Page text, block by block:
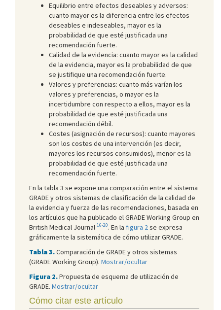
Equilibrio entre efectos deseables y adversos:
cuanto mayor es la diferencia entre los efectos
deseables e indeseables, mayor es la
probabilidad de que esté justificada una
recomendación fuerte.
Calidad de la evidencia: cuanto mayor es la calidad
de la evidencia, mayor es la probabilidad de que
se justifique una recomendación fuerte.
Valores y preferencias: cuanto más varían los
valores y preferencias, o mayor es la
incertidumbre con respecto a ellos, mayor es la
probabilidad de que esté justificada una
recomendación débil.
Costes (asignación de recursos): cuanto mayores
son los costes de una intervención (es decir,
mayores los recursos consumidos), menor es la
probabilidad de que esté justificada una
recomendación fuerte.
En la tabla 3 se expone una comparación entre el sistema
GRADE y otros sistemas de clasificación de la calidad de
la evidencia y fuerza de las recomendaciones, basada en
los artículos que ha publicado el GRADE Working Group en
British Medical Journal 16-20. En la figura 2 se expresa
gráficamente la sistemática de cómo utilizar GRADE.
Tabla 3.Comparación de GRADE y otros sistemas
(GRADE Working Group). Mostrar/ocultar
Figura 2.Propuesta de esquema de utilización de
GRADE. Mostrar/ocultar
Cómo citar este artículo